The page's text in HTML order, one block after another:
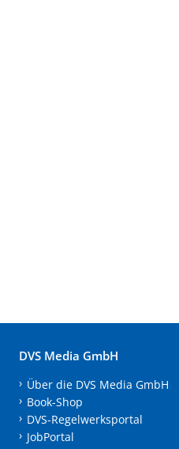
DVS Media GmbH
Über die DVS Media GmbH
Book-Shop
DVS-Regelwerksportal
JobPortal